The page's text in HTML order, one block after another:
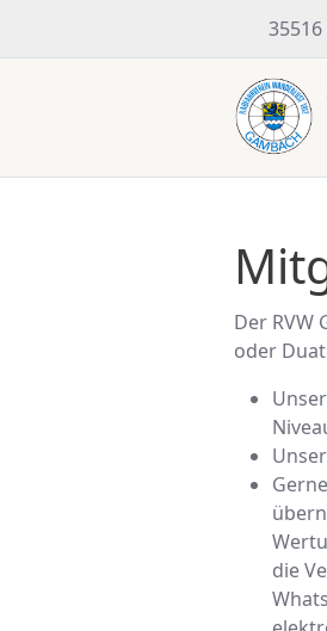
Der RVW
oder
die